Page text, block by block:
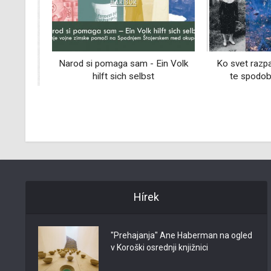
Narod si pomaga sam - Ein Volk
hilft sich selbst
Ko svet
te
Hírek
"Prehajanja" Ane Haberman na ogled
v Koroški osrednji knjižnici